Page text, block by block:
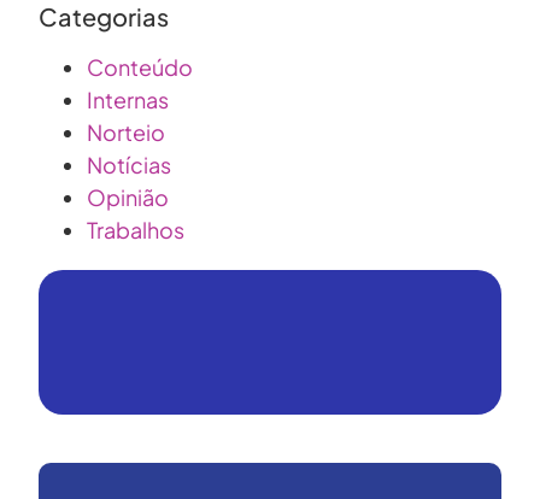
Categorias
Conteúdo
Internas
Norteio
Notícias
Opinião
Trabalhos